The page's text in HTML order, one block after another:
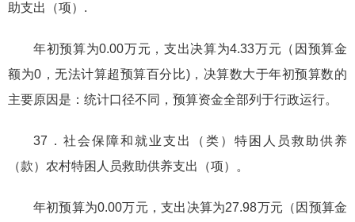
助支出（项）.
年初预算为0.00万元，支出决算为4.33万元（因预算金
额为0，无法计算超预算百分比)，决算数大于年初预算数的
主要原因是：统计口径不同，预算资金全部列于行政运行。
37．社会保障和就业支出（类）特困人员救助供养
（款）农村特困人员救助供养支出（项）。
年初预算为0.00万元，支出决算为27.98万元（因预算金